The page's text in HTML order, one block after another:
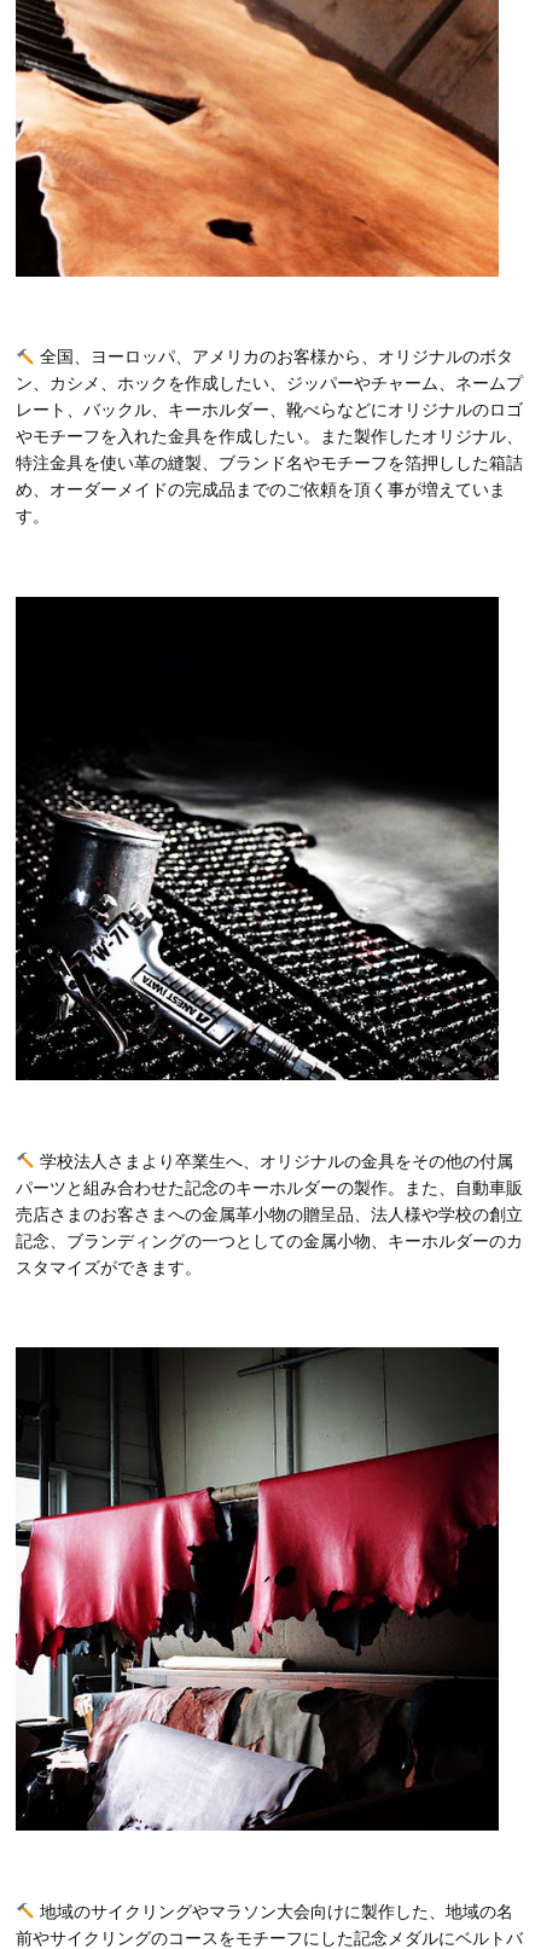
全国、ヨーロッパ、アメリカのお客様から、オリジナルのボタ
ン、カシメ、ホックを作成したい、ジッパーやチャーム、ネームプ
レート、バックル、キーホルダー、靴べらなどにオリジナルのロゴ
やモチーフを入れた金具を作成したい。また製作したオリジナル、
特注金具を使い革の縫製、ブランド名やモチーフを箔押しした箱詰
め、オーダーメイドの完成品までのご依頼を頂く事が増えていま
す。
学校法人さまより卒業生へ、オリジナルの金具をその他の付属
パーツと組み合わせた記念のキーホルダーの製作。また、自動車販
売店さまのお客さまへの金属革小物の贈呈品、法人様や学校の創立
記念、ブランディングの一つとしての金属小物、キーホルダーのカ
スタマイズができます。
地域のサイクリングやマラソン大会向けに製作した、地域の名
前やサイクリングのコースをモチーフにした記念メダルにベルトバ